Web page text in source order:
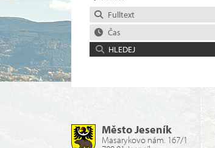
Fulltext
Čas
HLEDEJ
Město Jeseník
Masarykovo nám. 167/1